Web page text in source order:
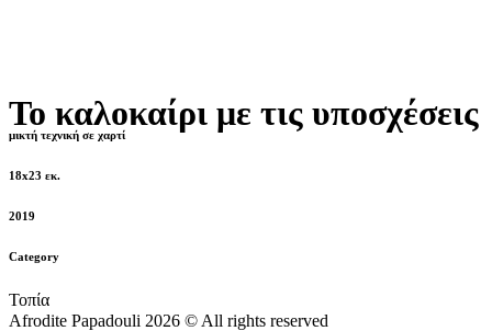
Το καλοκαίρι με τις υποσχέσεις
μικτή τεχνική σε χαρτί
18x23 εκ.
2019
Category
Τοπία
Afrodite Papadouli 2026 © All rights reserved